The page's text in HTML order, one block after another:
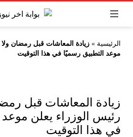
الرئيسية » زيادة المعاشات قبل رمضان
موعد التطبيق رسميًا في هذا التوقيت
زيادة المعاشات قبل
رئيس الوزراء يعلن موعد
في هذا التوقيت